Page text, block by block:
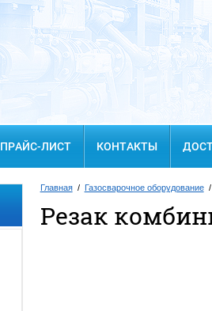
ПРАЙС-ЛИСТ КОНТАКТЫ
Главная/ Газосварочное оборудование/
Резак